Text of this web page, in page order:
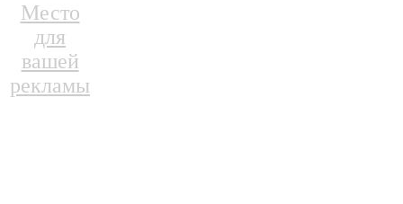
Место
для
вашей
рекламы